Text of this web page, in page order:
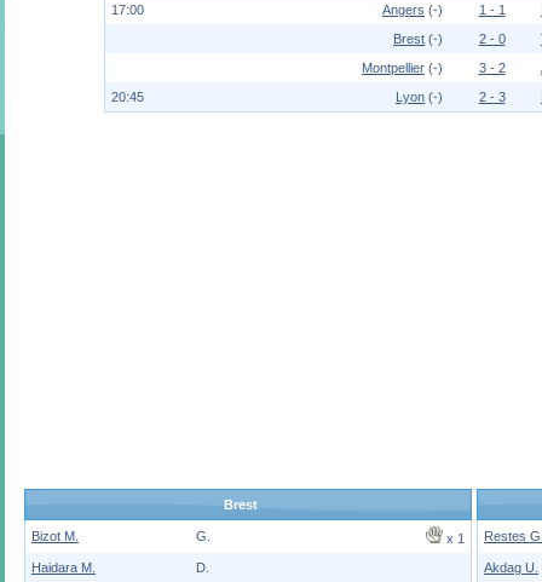
17:00
Angers (-) 1 - 1
Brest (-) 2 - 0
Montpellier (-) 3 - 2
20:45
Lyon (-) 2 - 3
Brest
Bizot M. G.
x 1
Haidara M.
D.
Restes
Akdag U.